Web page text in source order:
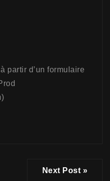
partir d’un formulaire
Next Post »